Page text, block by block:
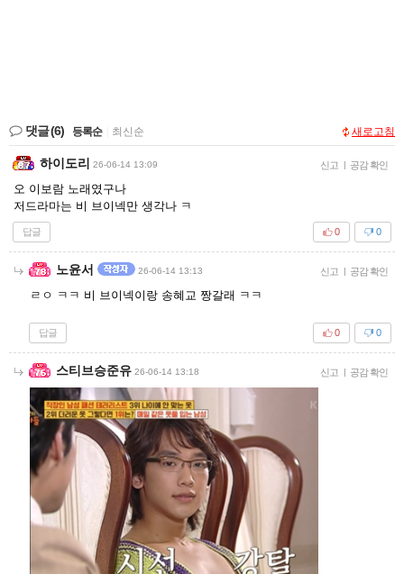
댓글(6) 등록순 최신순 새로고침
하이도리 26-06-14 13:09 신고 | 공감 확인
오 이보람 노래였구나
저드라마는 비 브이넥만 생각나 ㅋ
답글 0
0
노윤서 26-06-14 13:13 신고 | 공감 확인
ㄹㅇ ㅋㅋ 비 브이넥이랑 송혜교 짱갈래 ㅋㅋ
답글 0
0
스티브승준유 26-06-14 13:18 신고 | 공감 확인